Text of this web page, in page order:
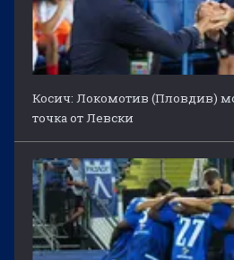
Косич: Локомотив (Пловдив)
точка от Левски